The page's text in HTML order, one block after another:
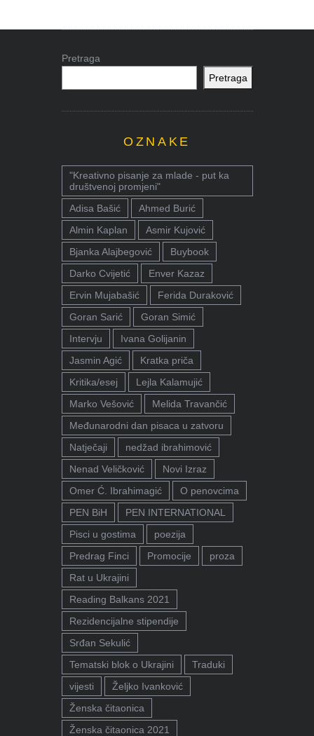
Pretraga
Pretraga
OZNAKE
"Kreativno pisanje za mlade - put ka
društvenoj promjeni"
Adisa Bašić
Ahmed Burić
Almin Kaplan
Asmir Kujović
Bjanka Alajbegović
Buybook
Darko Cvijetić
Enver Kazaz
Ervin Mujabašić
Ferida Duraković
Goran Sarić
Goran Simić
Intervju
Ivana Golijanin
Jasmin Agić
Kratka priča
Kritika/esej
Lejla Kalamujić
Marko Vešović
Melida Travančić
Međunarodni dan pisaca u zatvoru
Natječaji
nedžad ibrahimović
Nenad Veličković
Novi Izraz
Omer Ć. Ibrahimagić
O penovcima
PEN BiH
PEN INTERNATIONAL
Pisci u gostima
poezija
Predrag Finci
Promocije
proza
Rat u Ukrajini
Reading Balkans 2021
Rezidencijalne stipendije
Srđan Sekulić
Tematski blok o Ukrajini
Traduki
vijesti
Željko Ivanković
Ženska čitaonica
Ženska čitaonica 2021